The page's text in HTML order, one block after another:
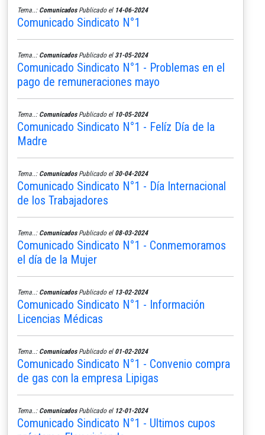
Tema..: ComunicadosPublicado el 14-06-2024
Comunicado Sindicato N°1
Tema..: ComunicadosPublicado el 31-05-2024
Comunicado Sindicato N°1 - Problemas en el
pago de remuneraciones mayo
Tema..: ComunicadosPublicado el 10-05-2024
Comunicado Sindicato N°1 - Felíz Día de la
Madre
Tema..: ComunicadosPublicado el 30-04-2024
Comunicado Sindicato N°1 - Día Internacional
de los Trabajadores
Tema..: ComunicadosPublicado el 08-03-2024
Comunicado Sindicato N°1 - Conmemoramos
el día de la Mujer
Tema..: ComunicadosPublicado el 13-02-2024
Comunicado Sindicato N°1 - Información
Licencias Médicas
Tema..: ComunicadosPublicado el 01-02-2024
Comunicado Sindicato N°1 - Convenio compra
de gas con la empresa Lipigas
Tema..: ComunicadosPublicado el 12-01-2024
Comunicado Sindicato N°1 - Ultimos cupos